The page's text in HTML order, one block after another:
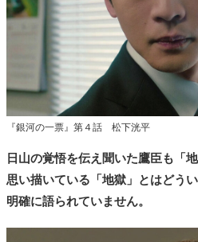
『銀河の一票』第４話 松下洸平
日山の覚悟を伝え聞いた鷹臣も「
思い描いている「地獄」とはどう
明確に語られていません。